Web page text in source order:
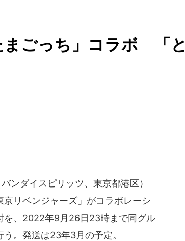
まごっち」コラボ 「と
バンダイスピリッツ、東京都港区）
リベンジャーズ」がコラボレーシ
を、2022年9月26日23時まで同グル
。発送は23年3月の予定。